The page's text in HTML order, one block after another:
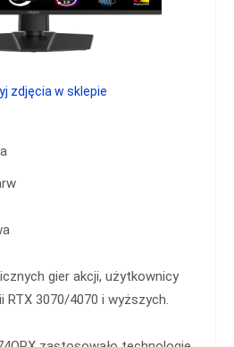
gier akcji, użytkownicy
3070/4070 i wyższych.
zdjęcia w sklepie